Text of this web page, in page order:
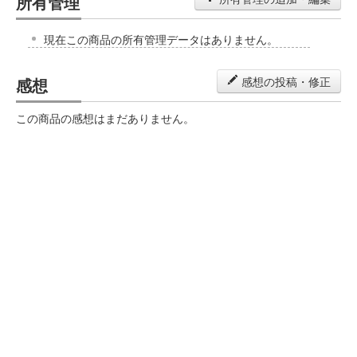
現在この商品の所有管理データはありません。
感想 感想の投稿・修正
この商品の感想はまだありません。